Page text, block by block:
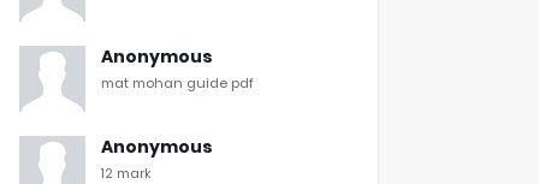
Anonymous
mat mohan guide pdf
Anonymous
12 mark